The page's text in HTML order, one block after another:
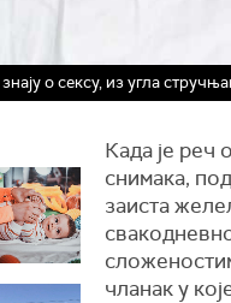
о сексу, из угла
Када је реч
снимака,
заиста
чланак у